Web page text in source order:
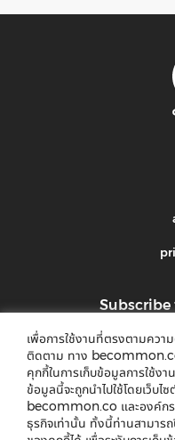
เพื่อการใช้งานที่ตรงตามควา
ติดตาม ทาง
คุกกี้ในการเก็บข้อมูลการใช้ง
ข้อมูลนี้จะถูกนำไปใช้โดยเว็บไซ
becommon.co และองค์ก
ธุรกิจเท่านั้น ทั้งนี้ท่านสามาร